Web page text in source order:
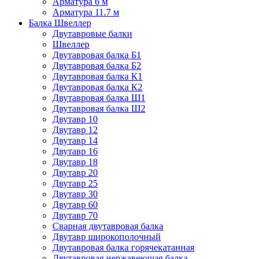
Арматура 11.7 м
Балка Швеллер
Двутавровые балки
Швеллер
Двутавровая балка Б1
Двутавровая балка Б2
Двутавровая балка К1
Двутавровая балка К2
Двутавровая балка Ш1
Двутавровая балка Ш2
Двутавр 10
Двутавр 12
Двутавр 14
Двутавр 16
Двутавр 18
Двутавр 20
Двутавр 25
Двутавр 30
Двутавр 60
Двутавр 70
Сварная двутавровая балка
Двутавр широкополочный
Двутавровая балка горячекатанная